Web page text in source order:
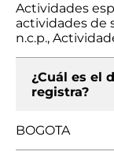
Actividades
actividades de
n.c.p.,
¿Cuál es el
registra?
BOGOTA